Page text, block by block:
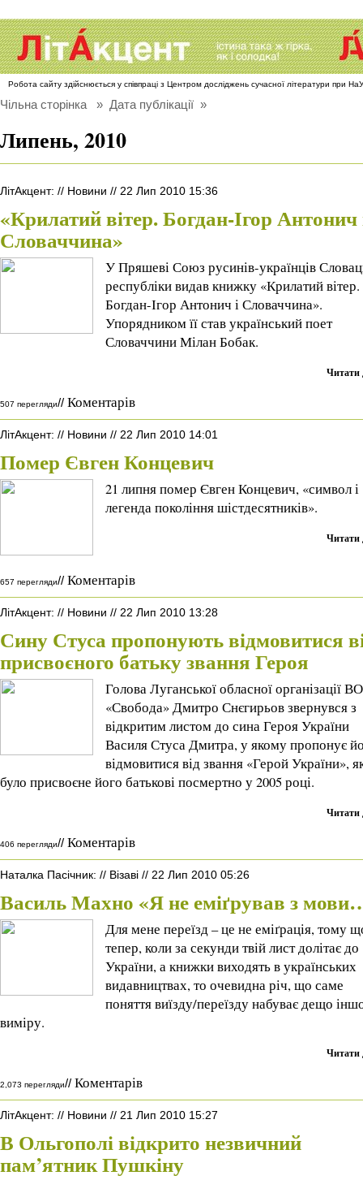
Робота сайту здійснюється у співпраці з Центром досліджень сучасної літератури при
Чільна сторінка » Дата публікації »
Липень, 2010
ЛітАкцент: // Новини // 22 Лип 2010 15:36
«Крилатий вітер. Богдан-Ігор Антонич
Словаччина»
У Пряшеві Союз русинів-українців
республіки видав книжку «Крилатий вітер.
Богдан-Ігор Антонич і Словаччина».
Упорядником її став український поет
Словаччини Мілан Бобак.
Читати
507 перегляди// Коментарів
ЛітАкцент: // Новини // 22 Лип 2010 14:01
Помер Євген Концевич
21 липня помер Євген Концевич, «символ і
легенда покоління шістдесятників».
Читати
657 перегляди// Коментарів
ЛітАкцент: // Новини // 22 Лип 2010 13:28
Сину Стуса пропонують відмовитися
присвоєного батьку звання Героя
Голова Луганської обласної організації ВО
«Свобода» Дмитро Снєгирьов звернувся з
відкритим листом до сина Героя України
Василя Стуса Дмитра, у якому пропонує
відмовитися від звання «Герой України»,
було присвоєне його батькові посмертно у 2005 році.
Читати
406 перегляди// Коментарів
Наталка Пасічник: // Візаві // 22 Лип 2010 05:26
Василь Махно «Я не еміґрував з
Для мене переїзд – це не еміґрація, тому
тепер, коли за секунди твій лист долітає до
України, а книжки виходять в українських
видавництвах, то очевидна річ, що саме
поняття виїзду/переїзду набуває дещо
виміру.
Читати
2,073 перегляди// Коментарів
ЛітАкцент: // Новини // 21 Лип 2010 15:27
В Ольгополі відкрито незвичний
пам’ятник Пушкіну